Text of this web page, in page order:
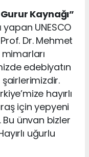
Kaynağı”
yapan UNESCO
Dr. Mehmet
mimarları
edebiyatın
şairlerimizdir.
hayırlı
için yepyeni
Bu ünvan bizler
uğurlu